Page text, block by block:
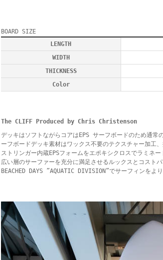
BOARD SIZE
LENGTH
WIDTH
THICKNESS
Color
The CLIFF Produced by Chris Christenson
デッキはソフトながらコアはEPS サーフボードのため通常
ーフボードデッキ素材はワックス不要のテクスチャー加工
ストリンガー内蔵EPSフォームをエポキシクロスでラミネ
広い層のサーファーを充分に満足させるルックスとコスト
BEACHED DAYS ”AQUATIC DIVISION”でサーフィンをよ